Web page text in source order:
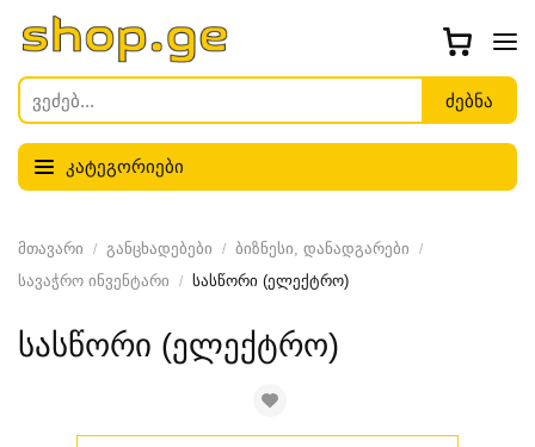
კატეგორიები
მთავარი განცხადებები
ბიზნესი, დანადგარები
სავაჭრო ინვენტარი
სასწორი (ელექტრო)
სასწორი (ელექტრო)